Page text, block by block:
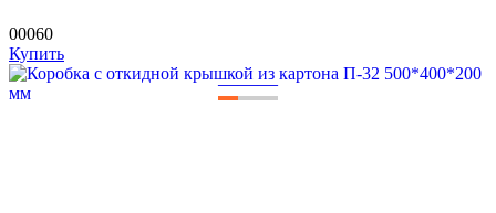
00060
Купить
———